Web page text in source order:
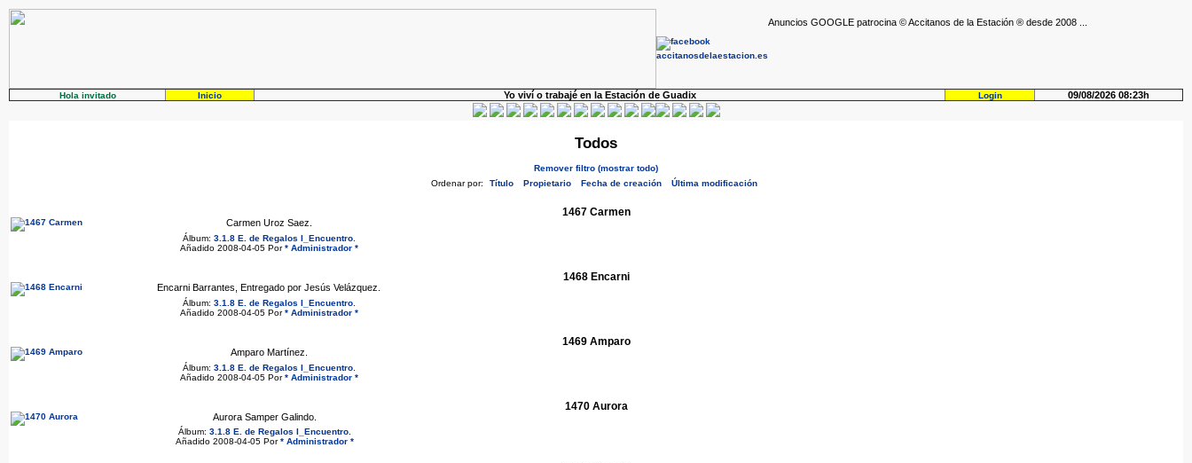
Anuncios GOOGLE patrocina © Accitanos de la Estación ® desde 2008 ...
Hola invitado Inicio Yo viví o trabajé en la Estación de Guadix Login 09/08/2026 08:23h
Todos
Remover filtro (mostrar todo)
Ordenar por:
Título Propietario Fecha de creación Última modificación
1467 Carmen
Carmen Uroz Saez.
Álbum: 3.1.8 E. de Regalos I_Encuentro.
Añadido 2008-04-05 Por* Administrador *
1468 Encarni
Encarni Barrantes, Entregado por Jesús Velázquez.
Álbum: 3.1.8 E. de Regalos I_Encuentro.
Añadido 2008-04-05 Por* Administrador *
1469 Amparo
Amparo Martínez.
Álbum: 3.1.8 E. de Regalos I_Encuentro.
Añadido 2008-04-05 Por* Administrador *
1470 Aurora
Aurora Samper Galindo.
Álbum: 3.1.8 E. de Regalos I_Encuentro.
Añadido 2008-04-05 Por* Administrador *